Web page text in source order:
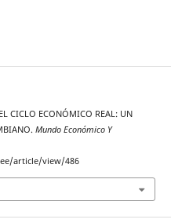
CICLO ECONÓMICO REAL: UN
Mundo Económico Y
article/view/486